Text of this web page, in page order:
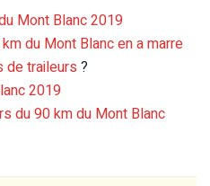
Mont Blanc 2019
du Mont Blanc en a marre
de traileurs ?
2019
du 90 km du Mont Blanc